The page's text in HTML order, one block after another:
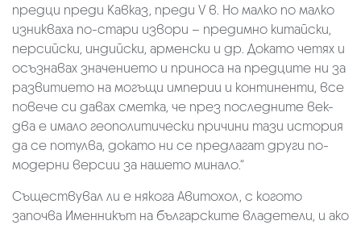
предци преди Кавказ, преди V в. Но малко по малко
изникваха по-стари извори – предимно китайски,
персийски, индийски, арменски и др. Докато четях и
осъзнавах значението и приноса на предците ни за
развитието на могъщи империи и континенти, все
повече си давах сметка, че през последните век-
два е имало геополитически причини тази история
да се потулва, докато ни се предлагат други по-
модерни версии за нашето минало.“
Съществувал ли е някога Авитохол, с когото
започва Именникът на българските владетели, и ако